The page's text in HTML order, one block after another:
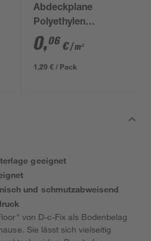
Abdeckplane
Polyethylen
transparent 4 x 5 m
0,06 €/ m²
1,29 € / Pack
geeignet
und schmutzabweisend
von D-c-Fix als Bodenbelag
Sie lässt sich vielseitig